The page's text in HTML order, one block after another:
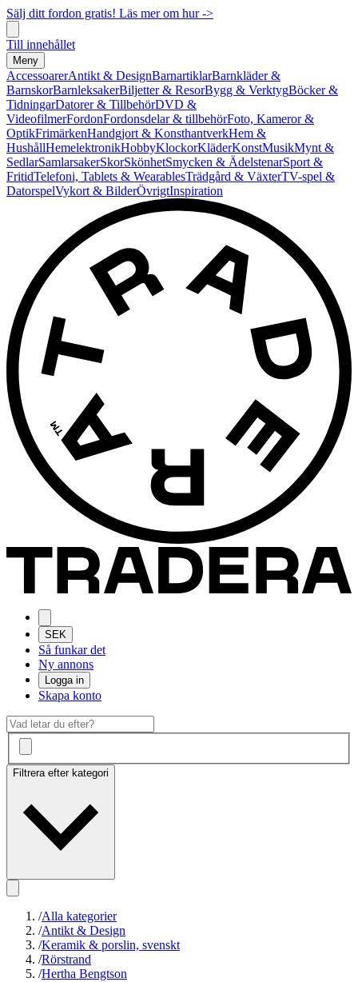
Sälj ditt fordon gratis! Läs mer om hur ->
Till innehållet
Meny
AccessoarerAntikt & DesignBarnartiklarBarnkläder &
BarnskorBarnleksakerBiljetter & ResorBygg & VerktygBöcker &
TidningarDatorer & TillbehörDVD &
VideofilmerFordonFordonsdelar & tillbehörFoto, Kameror &
OptikFrimärkenHandgjort & KonsthantverkHem &
HushållHemelektronikHobbyKlockorKläderKonstMusikMynt &
SedlarSamlarsakerSkorSkönhetSmycken & ÄdelstenarSport &
FritidTelefoni, Tablets & WearablesTrädgård & VäxterTV-spel &
DatorspelVykort & BilderÖvrigtInspiration
SEK
Så funkar det
Ny annons
Logga in
Skapa konto
Filtrera efter kategori
/Alla kategorier
/Antikt & Design
/Keramik & porslin, svenskt
/Rörstrand
/Hertha Bengtson